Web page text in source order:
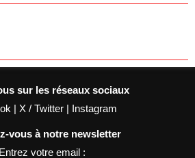
sur les réseaux sociaux
| X / Twitter | Instagram
vous à notre newsletter
Entrez votre email :